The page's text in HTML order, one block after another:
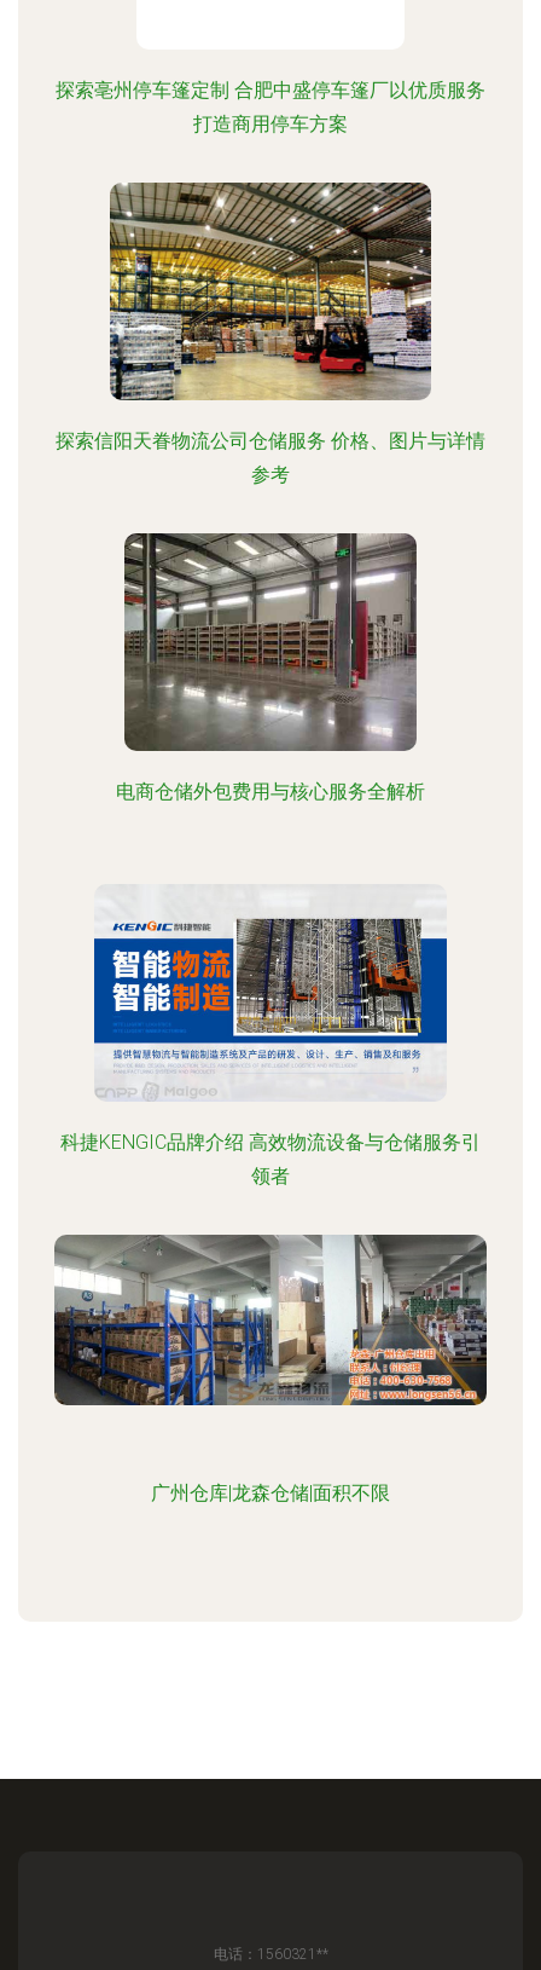
探索亳州停车篷定制 合肥中盛停车篷厂以优质服务
打造商用停车方案
探索信阳天眷物流公司仓储服务 价格、图片与详情
参考
电商仓储外包费用与核心服务全解析
科捷KENGIC品牌介绍 高效物流设备与仓储服务引
领者
广州仓库|龙森仓储|面积不限
电话：1560321**